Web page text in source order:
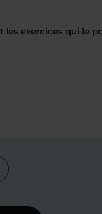
exercices qui le